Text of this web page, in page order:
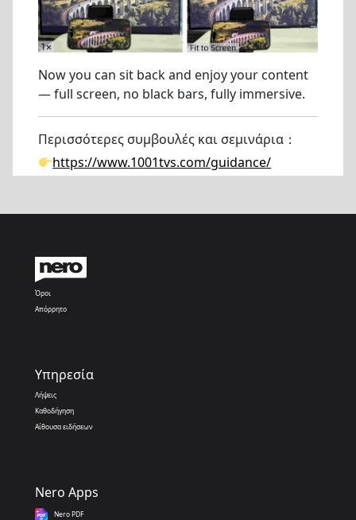
Now you can sit back and enjoy your content
— full screen, no black bars, fully immersive.
Περισσότερες συμβουλές και σεμινάρια：
https://www.1001tvs.com/guidance/
Όροι
Απόρρητο
Υπηρεσία
Λήψεις
Καθοδήγηση
Αίθουσα ειδήσεων
Nero Apps
Nero PDF